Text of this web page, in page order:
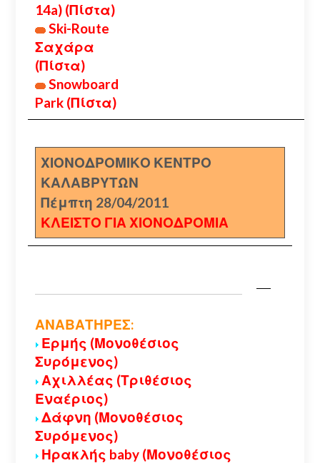
14a) (Πίστα)
Ski-Route
Σαχάρα
(Πίστα)
Snowboard
Park (Πίστα)
ΧΙΟΝΟΔΡΟΜΙΚΟ ΚΕΝΤΡΟ
ΚΑΛΑΒΡΥΤΩΝ
Πέμπτη 28/04/2011
ΚΛΕΙΣΤΟ ΓΙΑ ΧΙΟΝΟΔΡΟΜΙΑ
ΑΝΑΒΑΤΗΡΕΣ:
Ερμής (Μονοθέσιος
Συρόμενος)
Αχιλλέας (Τριθέσιος
Εναέριος)
Δάφνη (Μονοθέσιος
Συρόμενος)
Ηρακλής baby (Μονοθέσιος